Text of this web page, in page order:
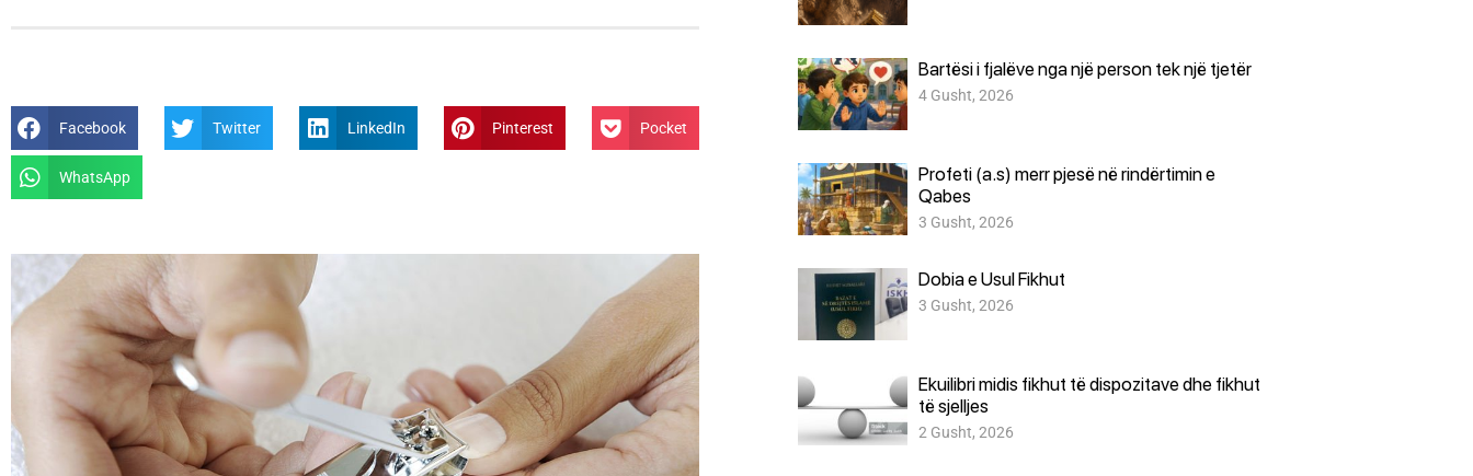
Facebook Twitter LinkedIn Pinterest Pocket
WhatsApp
Bartësi i fjalëve nga një person tek një tjetër
4 Gusht, 2026
Profeti (a.s) merr pjesë në rindërtimin e
Qabes
3 Gusht, 2026
Dobia e Usul Fikhut
3 Gusht, 2026
Ekuilibri midis fikhut të dispozitave dhe fikhut
të sjelljes
2 Gusht, 2026